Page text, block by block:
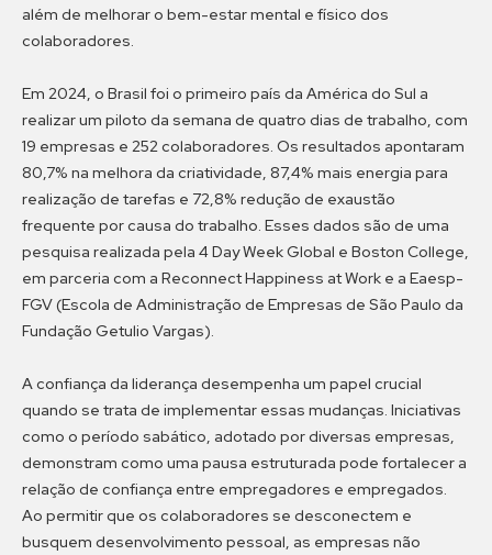
além de melhorar o bem-estar mental e físico dos
colaboradores.
Em 2024, o Brasil foi o primeiro país da América do Sul a
realizar um piloto da semana de quatro dias de trabalho, com
19 empresas e 252 colaboradores. Os resultados apontaram
80,7% na melhora da criatividade, 87,4% mais energia para
realização de tarefas e 72,8% redução de exaustão
frequente por causa do trabalho. Esses dados são de uma
pesquisa realizada pela 4 Day Week Global e Boston College,
em parceria com a Reconnect Happiness at Work e a Eaesp-
FGV (Escola de Administração de Empresas de São Paulo da
Fundação Getulio Vargas).
A confiança da liderança desempenha um papel crucial
quando se trata de implementar essas mudanças. Iniciativas
como o período sabático, adotado por diversas empresas,
demonstram como uma pausa estruturada pode fortalecer a
relação de confiança entre empregadores e empregados.
Ao permitir que os colaboradores se desconectem e
busquem desenvolvimento pessoal, as empresas não